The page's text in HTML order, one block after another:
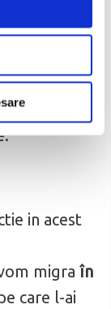
in
incarcam
online prin
rate
in acest
migra în
care l-ai